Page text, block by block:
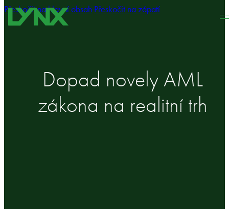
Přeskočit na hlavní obsah Přeskočit na zápatí
Dopad novely AML
zákona na realitní trh